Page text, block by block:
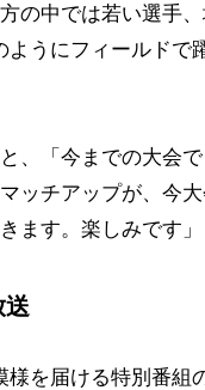
の中では若い選手
うにフィールドで
、「今までの大会
ッチアップが、今
ます。楽しみです」
送
を届ける特別番組